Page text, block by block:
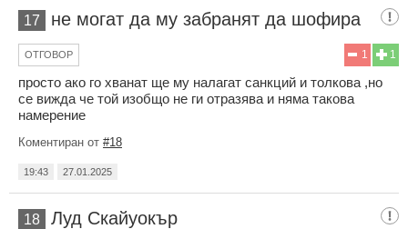
17 не могат да му забранят да шофира
1
1
ОТГОВОР
просто ако го хванат ще му налагат санкций и толкова ,но
се вижда че той изобщо не ги отразява и няма такова
намерение
Коментиран от #18
19:43 27.01.2025
18 Луд Скайуокър